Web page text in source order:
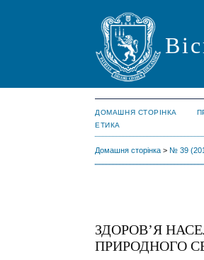
ДОМАШНЯ СТОРІНКА
ЕТИКА
Домашня сторінка > № 39
ЗДОРОВ’Я
ПРИРОДНОГО